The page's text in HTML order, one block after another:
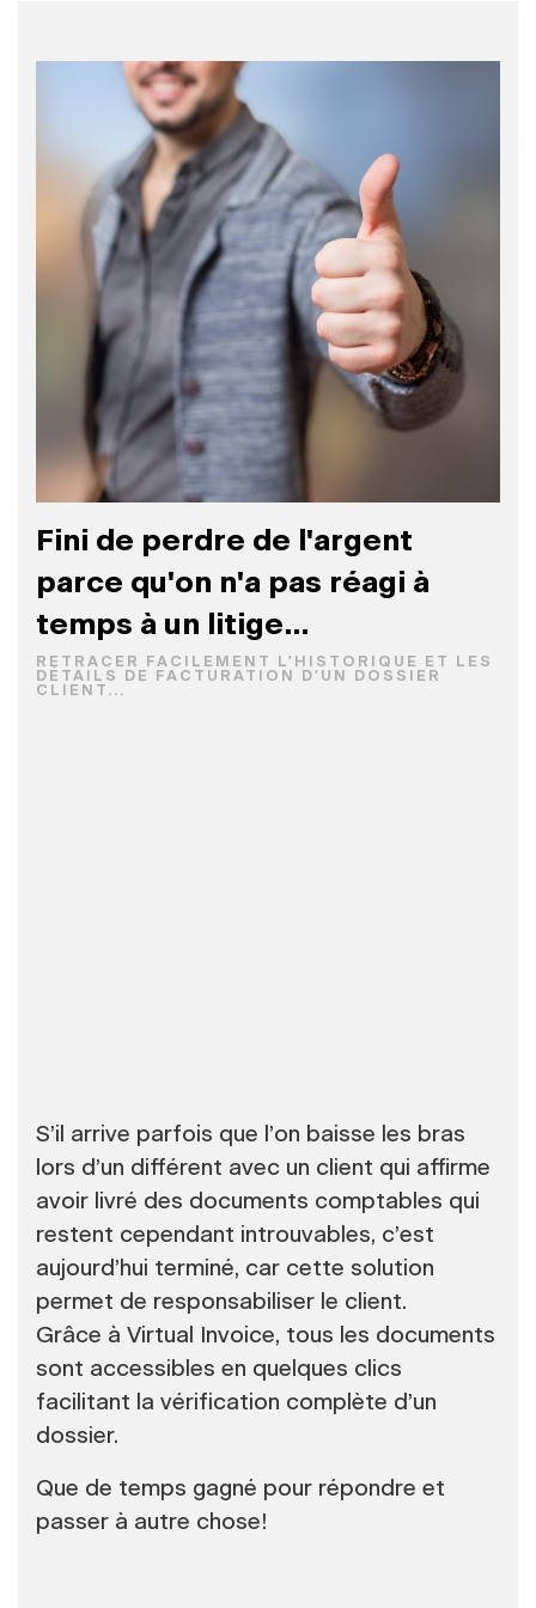
Fini de perdre de l'argent
parce qu'on n'a pas réagi à
temps à un litige...
RETRACER FACILEMENT L'HISTORIQUE ET LES
DÉTAILS DE FACTURATION D'UN DOSSIER
CLIENT...
S’il arrive parfois que l’on baisse les bras
lors d’un différent avec un client qui affirme
avoir livré des documents comptables qui
restent cependant introuvables, c’est
aujourd’hui terminé, car cette solution
permet de responsabiliser le client.
Grâce à Virtual Invoice, tous les documents
sont accessibles en quelques clics
facilitant la vérification complète d’un
dossier.
Que de temps gagné pour répondre et
passer à autre chose!